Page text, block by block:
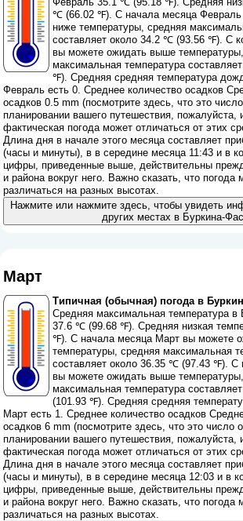
℃ (66.02 ℉). С начала месяца
ниже температуры, средняя
составляет около 34.2 ℃ (93.56 ℉). С
вы можете ожидать выше
максимальная температура
℉). Средняя средняя температура
Февраль есть 0. Среднее количество осадков
осадков 0.5 mm (посмотрите здесь, что это
планировании вашего путешествия, пожалуйста,
фактическая погода может отличаться от этих
Длина дня в начале этого месяца составляет
(часы и минуты), в в середине месяца 11:43 и в
цифры, приведенные выше, действительны
и района вокруг него. Важно сказать, что погода
различаться на разных высотах.
Нажмите или нажмите здесь, чтобы увидеть
других местах в Буркина-
Март
Типичная (обычная) погода в
Средняя максимальная температура
37.6 ℃ (99.68 ℉). Средняя низкая
℉). С начала месяца Март вы можете
температуры, средняя максимальная
составляет около 36.35 ℃ (97.43 ℉). С
вы можете ожидать выше
максимальная температура
(101.93 ℉). Средняя средняя
Март есть 1. Среднее количество осадков
осадков 6 mm (посмотрите здесь, что это число
планировании вашего путешествия, пожалуйста,
фактическая погода может отличаться от этих
Длина дня в начале этого месяца составляет
(часы и минуты), в в середине месяца 12:03 и в
цифры, приведенные выше, действительны
и района вокруг него. Важно сказать, что погода
различаться на разных высотах.